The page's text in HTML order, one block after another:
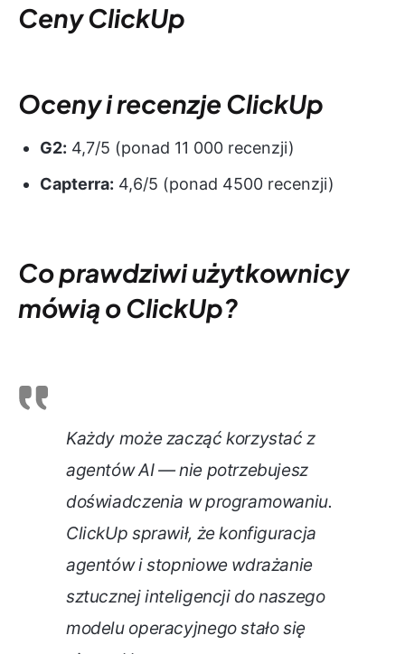
Ceny ClickUp
Oceny i recenzje ClickUp
G2: 4,7/5 (ponad 11 000 recenzji)
Capterra: 4,6/5 (ponad 4500 recenzji)
Co prawdziwi użytkownicy
mówią o ClickUp?
Każdy może zacząć korzystać z
agentów AI — nie potrzebujesz
doświadczenia w programowaniu.
ClickUp sprawił, że konfiguracja
agentów i stopniowe wdrażanie
sztucznej inteligencji do naszego
modelu operacyjnego stało się